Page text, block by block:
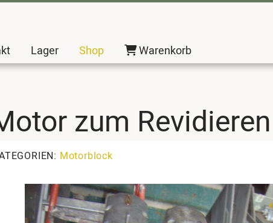
Lager Shop Warenkorb
zum Revidieren
Motorblock